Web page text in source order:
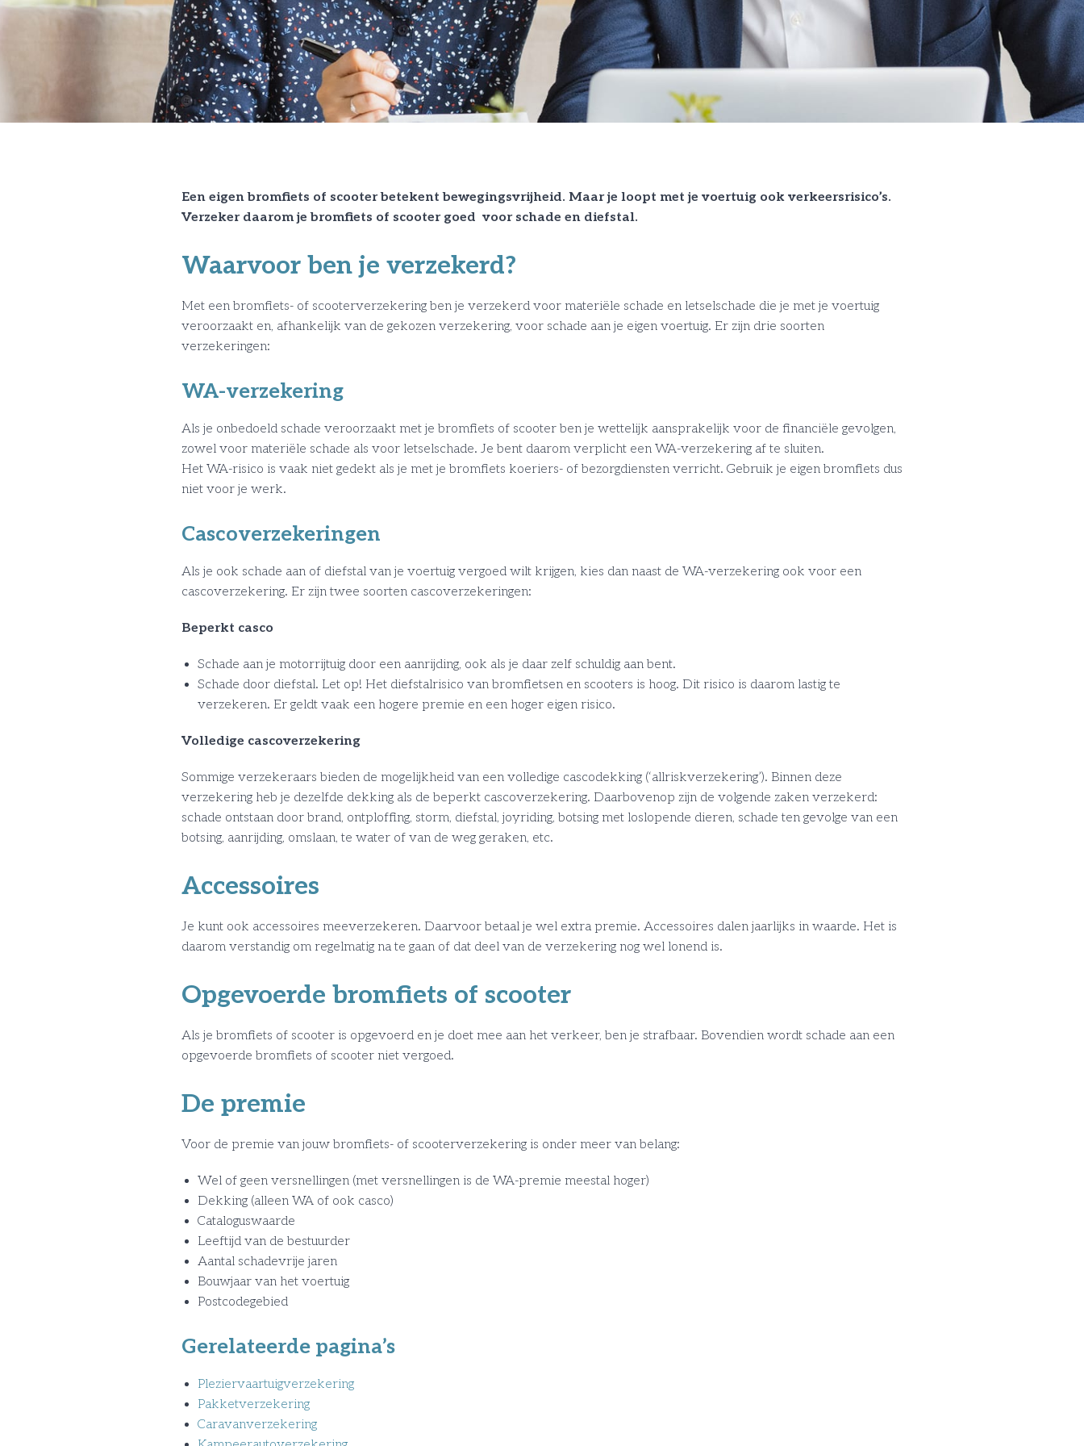
Een eigen bromfiets of scooter betekent bewegingsvrijheid. Maar je loopt met je voertuig ook verkeersrisico’s.
Verzeker daarom je bromfiets of scooter goed voor schade en diefstal.
Waarvoor ben je verzekerd?
Met een bromfiets- of scooterverzekering ben je verzekerd voor materiële schade en letselschade die je met je voertuig
veroorzaakt en, afhankelijk van de gekozen verzekering, voor schade aan je eigen voertuig. Er zijn drie soorten
verzekeringen:
WA-verzekering
Als je onbedoeld schade veroorzaakt met je bromfiets of scooter ben je wettelijk aansprakelijk voor de financiële gevolgen,
zowel voor materiële schade als voor letselschade. Je bent daarom verplicht een WA-verzekering af te sluiten.
Het WA-risico is vaak niet gedekt als je met je bromfiets koeriers- of bezorgdiensten verricht. Gebruik je eigen bromfiets dus
niet voor je werk.
Cascoverzekeringen
Als je ook schade aan of diefstal van je voertuig vergoed wilt krijgen, kies dan naast de WA-verzekering ook voor een
cascoverzekering. Er zijn twee soorten cascoverzekeringen:
Beperkt casco
Schade aan je motorrijtuig door een aanrijding, ook als je daar zelf schuldig aan bent.
Schade door diefstal. Let op! Het diefstalrisico van bromfietsen en scooters is hoog. Dit risico is daarom lastig te
verzekeren. Er geldt vaak een hogere premie en een hoger eigen risico.
Volledige cascoverzekering
Sommige verzekeraars bieden de mogelijkheid van een volledige cascodekking (‘allriskverzekering’). Binnen deze
verzekering heb je dezelfde dekking als de beperkt cascoverzekering. Daarbovenop zijn de volgende zaken verzekerd:
schade ontstaan door brand, ontploffing, storm, diefstal, joyriding, botsing met loslopende dieren, schade ten gevolge van een
botsing, aanrijding, omslaan, te water of van de weg geraken, etc.
Accessoires
Je kunt ook accessoires meeverzekeren. Daarvoor betaal je wel extra premie. Accessoires dalen jaarlijks in waarde. Het is
daarom verstandig om regelmatig na te gaan of dat deel van de verzekering nog wel lonend is.
Opgevoerde bromfiets of scooter
Als je bromfiets of scooter is opgevoerd en je doet mee aan het verkeer, ben je strafbaar. Bovendien wordt schade aan een
opgevoerde bromfiets of scooter niet vergoed.
De premie
Voor de premie van jouw bromfiets- of scooterverzekering is onder meer van belang:
Wel of geen versnellingen (met versnellingen is de WA-premie meestal hoger)
Dekking (alleen WA of ook casco)
Cataloguswaarde
Leeftijd van de bestuurder
Aantal schadevrije jaren
Bouwjaar van het voertuig
Postcodegebied
Gerelateerde pagina’s
Pleziervaartuigverzekering
Pakketverzekering
Caravanverzekering